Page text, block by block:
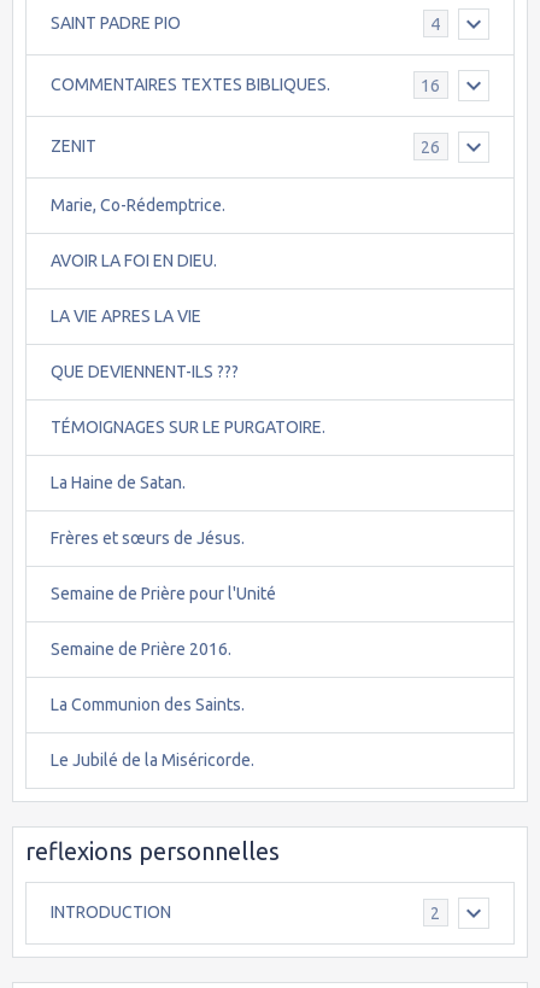
SAINT PADRE PIO 4
COMMENTAIRES TEXTES BIBLIQUES. 16
ZENIT 26
Marie, Co-Rédemptrice.
AVOIR LA FOI EN DIEU.
LA VIE APRES LA VIE
QUE DEVIENNENT-ILS ???
TÉMOIGNAGES SUR LE PURGATOIRE.
La Haine de Satan.
Frères et sœurs de Jésus.
Semaine de Prière pour l'Unité
Semaine de Prière 2016.
La Communion des Saints.
Le Jubilé de la Miséricorde.
reflexions personnelles
INTRODUCTION 2